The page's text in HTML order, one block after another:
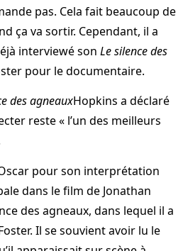
pas. Cela fait beaucoup de
ça va sortir. Cependant, il a
interviewé son Le silence des
pour le documentaire.
des agneauxHopkins a déclaré
reste « l’un des meilleurs
pour son interprétation
dans le film de Jonathan
des agneaux, dans lequel il a
Il se souvient avoir lu le